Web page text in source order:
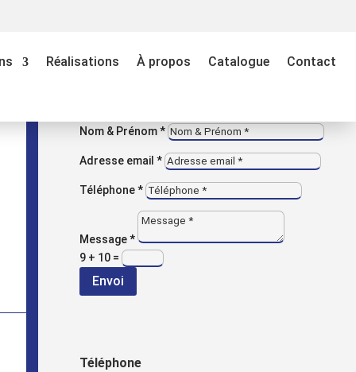
Réalisations À propos Catalogue Contact
VOUS AVEZ UNE QUESTION ?
Contactez-nous
Nom & Prénom *
Adresse email *
Téléphone *
Message *
9 + 10 =
Envoi
Téléphone